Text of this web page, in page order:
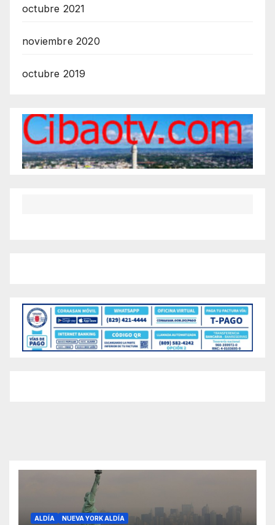
octubre 2021
noviembre 2020
octubre 2019
ALDÍA NUEVA YORK ALDÍA